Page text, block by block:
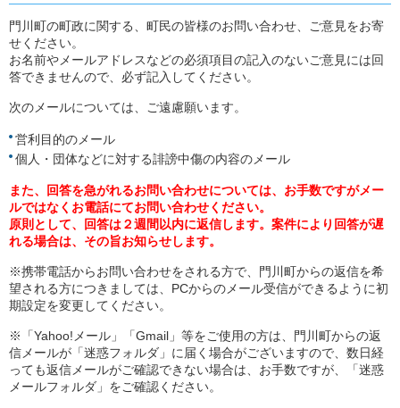
門川町の町政に関する、町民の皆様のお問い合わせ、ご意見をお寄
せください。
お名前やメールアドレスなどの必須項目の記入のないご意見には回
答できませんので、必ず記入してください。
次のメールについては、ご遠慮願います。
営利目的のメール
個人・団体などに対する誹謗中傷の内容のメール
また、回答を急がれるお問い合わせについては、お手数ですがメー
ルではなくお電話にてお問い合わせください。
原則として、回答は２週間以内に返信します。案件により回答が遅
れる場合は、その旨お知らせします。
※携帯電話からお問い合わせをされる方で、門川町からの返信を希
望される方につきましては、PCからのメール受信ができるように初
期設定を変更してください。
※「Yahoo!メール」「Gmail」等をご使用の方は、門川町からの返
信メールが「迷惑フォルダ」に届く場合がございますので、数日経
っても返信メールがご確認できない場合は、お手数ですが、「迷惑
メールフォルダ」をご確認ください。